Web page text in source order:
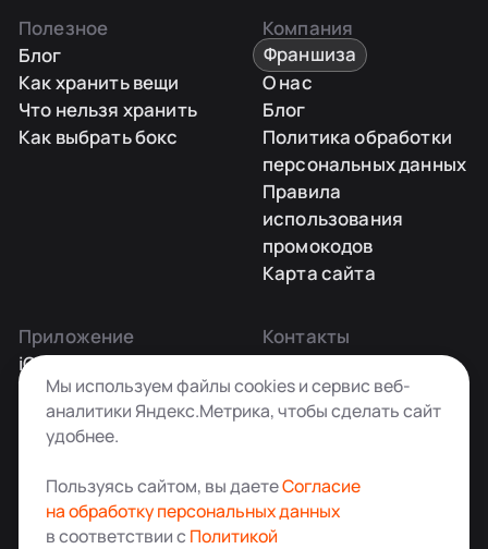
Полезное
Блог
Как хранить вещи
Что нельзя хранить
Как выбрать бокс
Компания
Франшиза
О нас
Блог
Политика обработки
персональных данных
Правила
использования
промокодов
Карта сайта
Приложение
iOS
Android
Контакты
Заказать звонок
+7 495 181-55-45
info@kladovkin.ru
Мы используем файлы cookies и сервис веб-
аналитики Яндекс.Метрика, чтобы сделать сайт
удобнее.
Пользуясь сайтом, вы даетеСогласие
на обработку персональных данных
в соответствии с Политикой